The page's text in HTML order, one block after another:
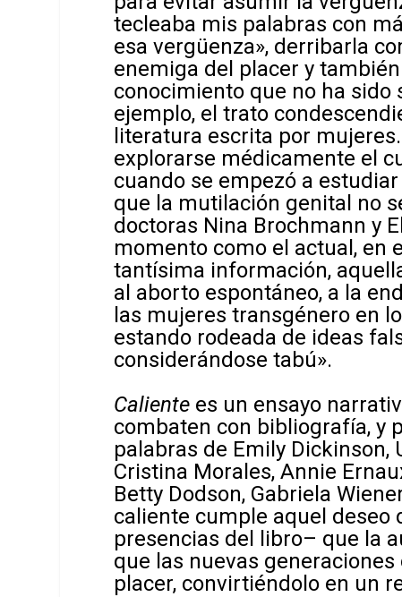
tecleaba mis palabras con
esa vergüenza», derribarla
enemiga del placer y
conocimiento que no ha
ejemplo, el trato
literatura escrita por
explorarse médicamente el
cuando se empezó a
que la mutilación genital no
doctoras Nina Brochmann y
momento como el actual, en
tantísima información,
al aborto espontáneo, a la
las mujeres transgénero en
estando rodeada de ideas
considerándose tabú».
Caliente es un ensayo
combaten con bibliografía, y
palabras de Emily Dickinson,
Cristina Morales, Annie
Betty Dodson, Gabriela
caliente cumple aquel deseo
presencias del libro– que la
que las nuevas
placer, convirtiéndolo en un